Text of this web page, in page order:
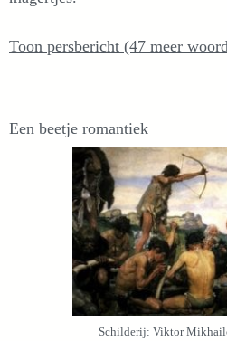
Toon persbericht (47 meer
Een beetje romantiek
Schilderij: Viktor